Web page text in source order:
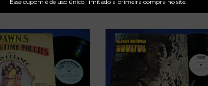
Esse cupom é de uso único, limitado a primeira compra no site.
PRODUTOS SIMILARES